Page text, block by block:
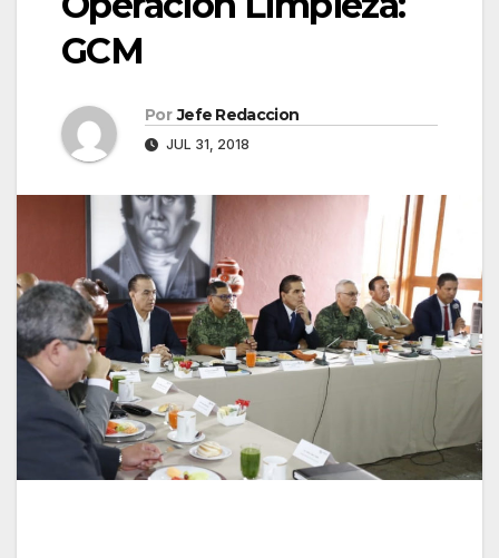
GCM
Por Jefe Redaccion
JUL 31, 2018